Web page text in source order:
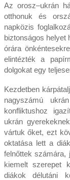
Az orosz–ukrán
otthonuk és
napközis
biztonságos helyet
órára
elintézték a
dolgokat egy
Kezdetben
nagyszámú
konfliktushoz
ukrán
vártuk őket, ezt
oktatása lett a
felnőttek számára,
kiemelt szerepet
diákok délutáni